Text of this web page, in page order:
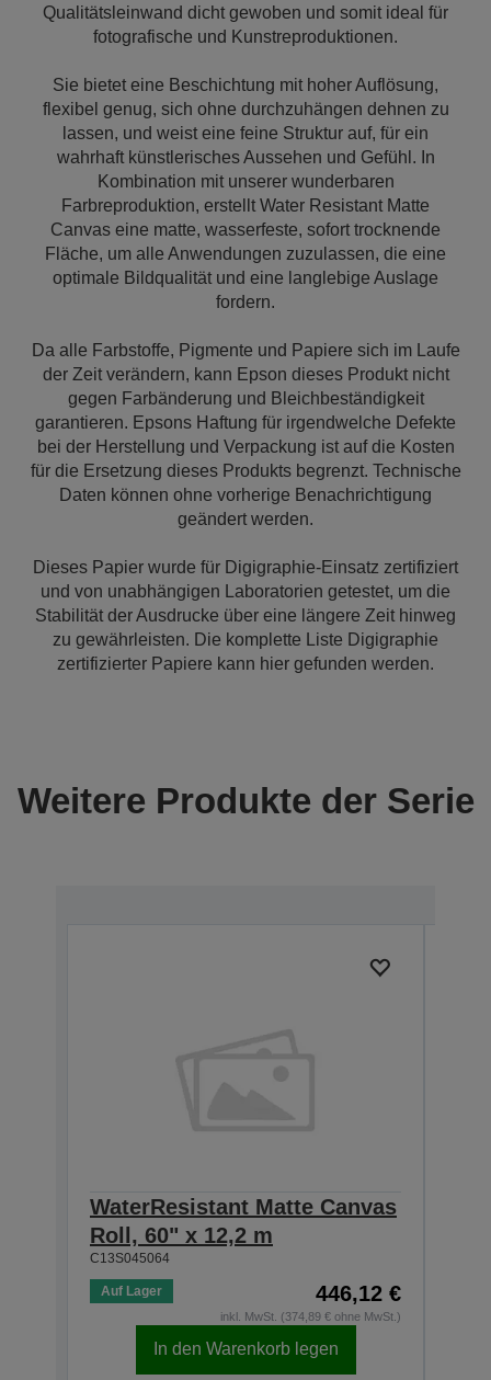
Qualitätsleinwand dicht gewoben und somit ideal für
fotografische und Kunstreproduktionen.
Sie bietet eine Beschichtung mit hoher Auflösung,
flexibel genug, sich ohne durchzuhängen dehnen zu
lassen, und weist eine feine Struktur auf, für ein
wahrhaft künstlerisches Aussehen und Gefühl. In
Kombination mit unserer wunderbaren
Farbreproduktion, erstellt Water Resistant Matte
Canvas eine matte, wasserfeste, sofort trocknende
Fläche, um alle Anwendungen zuzulassen, die eine
optimale Bildqualität und eine langlebige Auslage
fordern.
Da alle Farbstoffe, Pigmente und Papiere sich im Laufe
der Zeit verändern, kann Epson dieses Produkt nicht
gegen Farbänderung und Bleichbeständigkeit
garantieren. Epsons Haftung für irgendwelche Defekte
bei der Herstellung und Verpackung ist auf die Kosten
für die Ersetzung dieses Produkts begrenzt. Technische
Daten können ohne vorherige Benachrichtigung
geändert werden.
Dieses Papier wurde für Digigraphie-Einsatz zertifiziert
und von unabhängigen Laboratorien getestet, um die
Stabilität der Ausdrucke über eine längere Zeit hinweg
zu gewährleisten. Die komplette Liste Digigraphie
zertifizierter Papiere kann hier gefunden werden.
Weitere Produkte der Serie
WaterResistant Matte Canvas
Roll, 60" x 12,2 m
C13S045064
Auf Lager 446,12 €
inkl. MwSt. (374,89 € ohne MwSt.)
In den Warenkorb legen